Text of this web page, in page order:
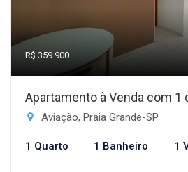
R$ 359.900
Apartamento à Venda com 1
Aviação, Praia Grande-SP
1 Quarto 1 Banheiro 1